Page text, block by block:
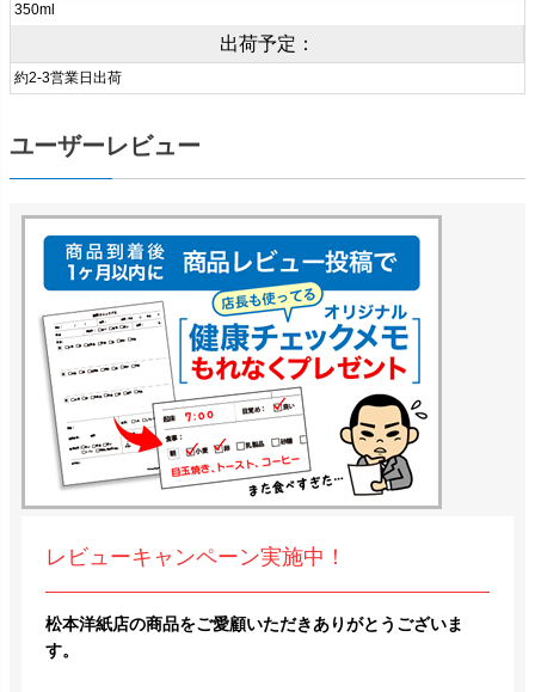
350ml
出荷予定：
約2-3営業日出荷
ユーザーレビュー
レビューキャンペーン実施中！
松本洋紙店の商品をご愛顧いただきありがとうございま
す。